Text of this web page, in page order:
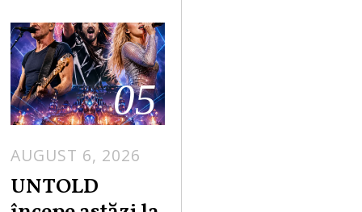
05
AUGUST 6, 2026
UNTOLD